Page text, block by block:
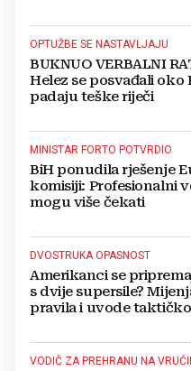
OPTUŽBE SE NASTAVLJAJU
BUKNUO VERBALNI
Helez se posvađali oko
padaju teške riječi
MINISTAR FORTO POTVRDIO
BiH ponudila rješenje
komisiji: Profesionalni
mogu više čekati
DVOSTRUKA OPASNOST
Amerikanci se
s dvije supersile?
pravila i uvode taktičko
VODIČ ZA PREHRANU NA